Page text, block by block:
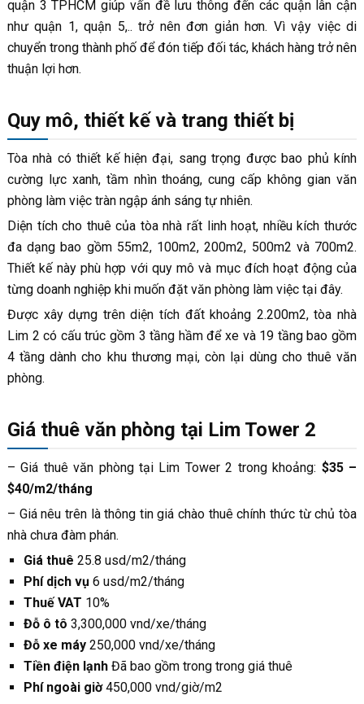
quận 3 TPHCM giúp vấn đề lưu thông đến các quận lân cận
như quận 1, quận 5,.. trở nên đơn giản hơn. Vì vậy việc di
chuyển trong thành phố để đón tiếp đối tác, khách hàng trở nên
thuận lợi hơn.
Quy mô, thiết kế và trang thiết bị
Tòa nhà có thiết kế hiện đại, sang trọng được bao phủ kính
cường lực xanh, tầm nhìn thoáng, cung cấp không gian văn
phòng làm việc tràn ngập ánh sáng tự nhiên.
Diện tích cho thuê của tòa nhà rất linh hoạt, nhiều kích thước
đa dạng bao gồm 55m2, 100m2, 200m2, 500m2 và 700m2.
Thiết kế này phù hợp với quy mô và mục đích hoạt động của
từng doanh nghiệp khi muốn đặt văn phòng làm việc tại đây.
Được xây dựng trên diện tích đất khoảng 2.200m2, tòa nhà
Lim 2 có cấu trúc gồm 3 tầng hầm để xe và 19 tầng bao gồm
4 tầng dành cho khu thương mại, còn lại dùng cho thuê văn
phòng.
Giá thuê văn phòng tại Lim Tower 2
– Giá thuê văn phòng tại Lim Tower 2 trong khoảng: $35 –
$40/m2/tháng
– Giá nêu trên là thông tin giá chào thuê chính thức từ chủ tòa
nhà chưa đàm phán.
Giá thuê 25.8 usd/m2/tháng
Phí dịch vụ 6 usd/m2/tháng
Thuế VAT 10%
Đỗ ô tô 3,300,000 vnd/xe/tháng
Đỗ xe máy 250,000 vnd/xe/tháng
Tiền điện lạnh Đã bao gồm trong trong giá thuê
Phí ngoài giờ450,000 vnd/giờ/m2